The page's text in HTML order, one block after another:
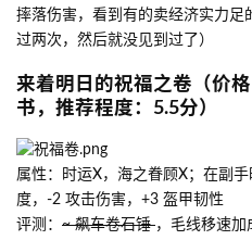
摔落伤害，看到有的卖经济实力足
过两次，然后就没见到过了）
来着明日的祝福之卷（价
书，推荐程度：5.5分）
属性：时运X，海之眷顾X；在副
度，-2 攻击伤害，+3 盔甲韧性
评测： ~ 飙车卷石锤，毛线移速